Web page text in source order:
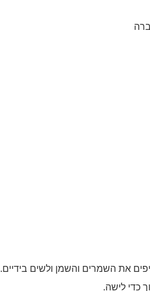
את השמרים והשמן ולשים בידיים.
כדי לישה.